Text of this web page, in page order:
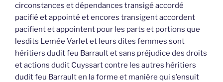
circonstances et dépendances transigé accordé
pacifié et appointé et encores transigent accordent
pacifient et appointent pour les parts et portions que
lesdits Lemée Varlet et leurs dites femmes sont
héritiers dudit feu Barrault et sans préjudice des droits
et actions dudit Cuyssart contre les autres héritiers
dudit feu Barrault en la forme et manière qui s’ensuit